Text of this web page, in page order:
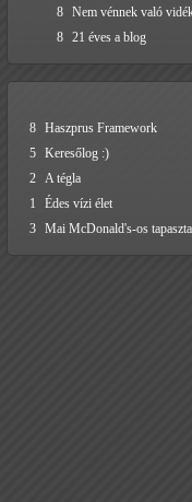
8 Nem vénnek való
8 21 éves a blog
8 Haszprus Framework
5 Keresőlog :)
2 A tégla
1
Édes vízi élet
3 Mai McDonald's-os